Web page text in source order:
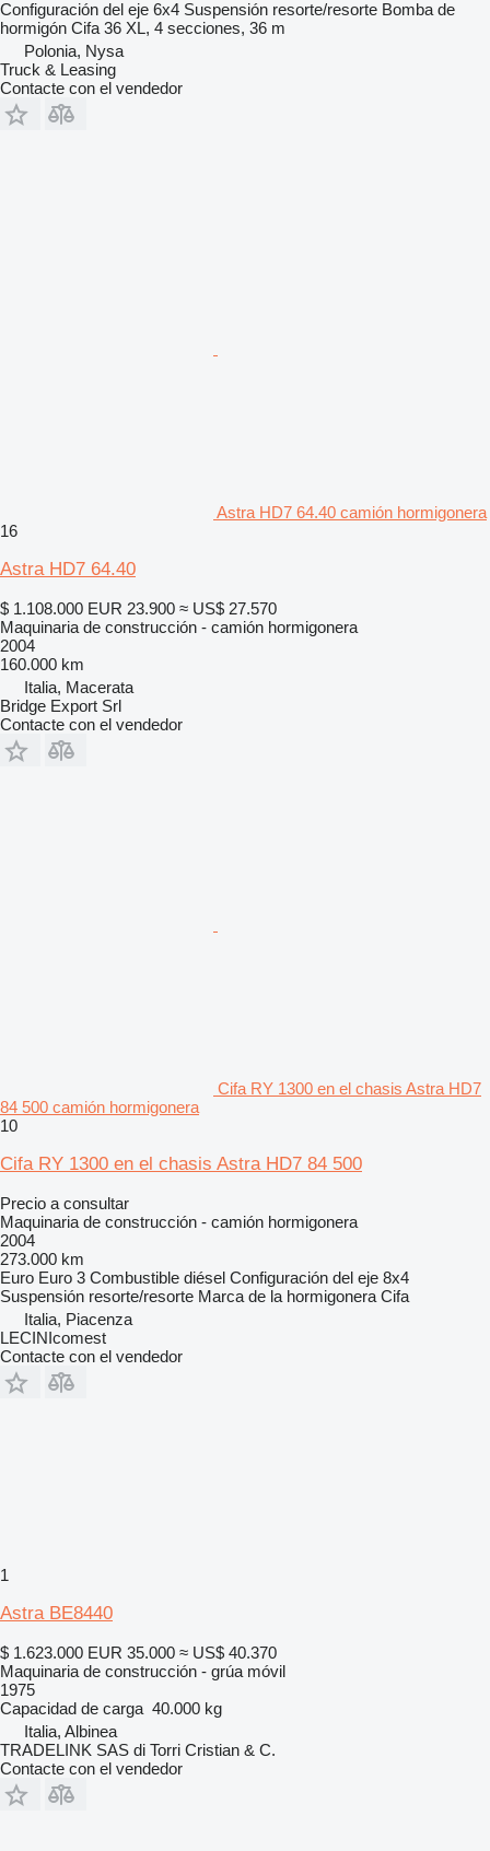
Configuración del eje 6x4 Suspensión resorte/resorte Bomba de
hormigón Cifa 36 XL, 4 secciones, 36 m
Polonia, Nysa
Truck & Leasing
Contacte con el vendedor
Astra HD7 64.40 camión hormigonera
16
Astra HD7 64.40
$ 1.108.000 EUR 23.900 ≈ US$ 27.570
Maquinaria de construcción - camión hormigonera
2004
160.000 km
Italia, Macerata
Bridge Export Srl
Contacte con el vendedor
Cifa RY 1300 en el chasis Astra HD7
84 500 camión hormigonera
10
Cifa RY 1300 en el chasis Astra HD7 84 500
Precio a consultar
Maquinaria de construcción - camión hormigonera
2004
273.000 km
Euro Euro 3 Combustible diésel Configuración del eje 8x4
Suspensión resorte/resorte Marca de la hormigonera Cifa
Italia, Piacenza
LECINIcomest
Contacte con el vendedor
1
Astra BE8440
$ 1.623.000 EUR 35.000 ≈ US$ 40.370
Maquinaria de construcción - grúa móvil
1975
Capacidad de carga 40.000 kg
Italia, Albinea
TRADELINK SAS di Torri Cristian & C.
Contacte con el vendedor